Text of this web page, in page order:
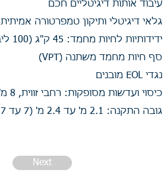
עיבוד אותות דיגיטליים חכם
גלאי דיגיטלי ותיקון טמפרטורה אמיתית
ידידותיות לחיות מחמד: 45 ק"ג (100 ליברות)
סף חיות מחמד משתנה (VPT)
נגדי EOL מובנים
כיסוי ועדשות מסופקות: רחבי זווית, 8 מ' או 11 מ' (26 רגל או 35 רגל)
גובה התקנה: 2.1 מ' עד 2.4 מ' (7 עד 7 רגל ו- 10 אינטש)
Next